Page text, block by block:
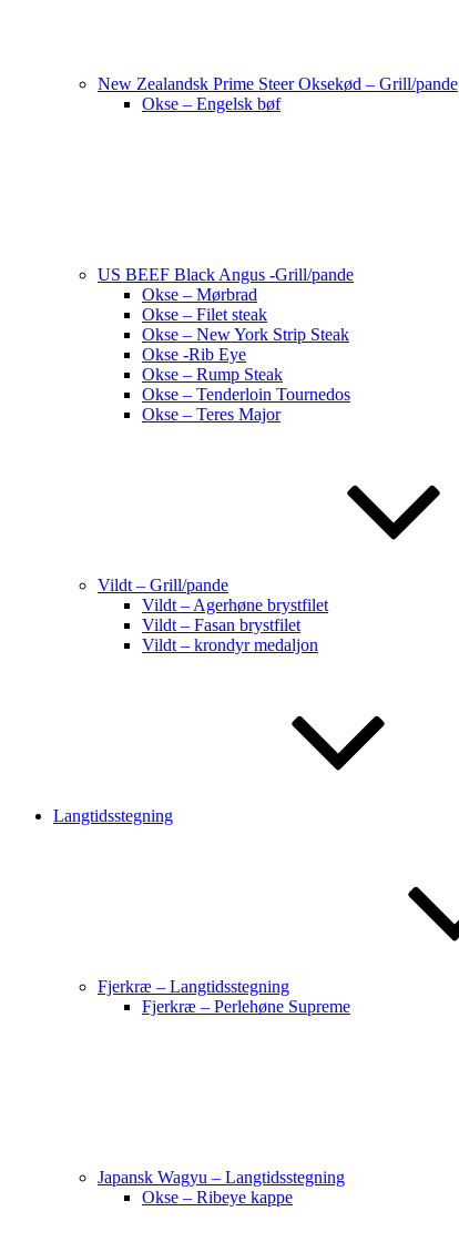
New Zealandsk Prime Steer Oksekød – Grill/pande
Okse – Engelsk bøf
US BEEF Black Angus -Grill/pande
Okse – Mørbrad
Okse – Filet steak
Okse – New York Strip Steak
Okse -Rib Eye
Okse – Rump Steak
Okse – Tenderloin Tournedos
Okse – Teres Major
Vildt – Grill/pande
Vildt – Agerhøne brystfilet
Vildt – Fasan brystfilet
Vildt – krondyr medaljon
Langtidsstegning
Fjerkræ – Langtidsstegning
Fjerkræ – Perlehøne Supreme
Japansk Wagyu – Langtidsstegning
Okse – Ribeye kappe